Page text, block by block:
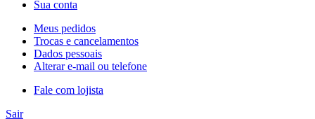
Sua conta
Meus pedidos
Trocas e cancelamentos
Dados pessoais
Alterar e-mail ou telefone
Fale com lojista
Sair